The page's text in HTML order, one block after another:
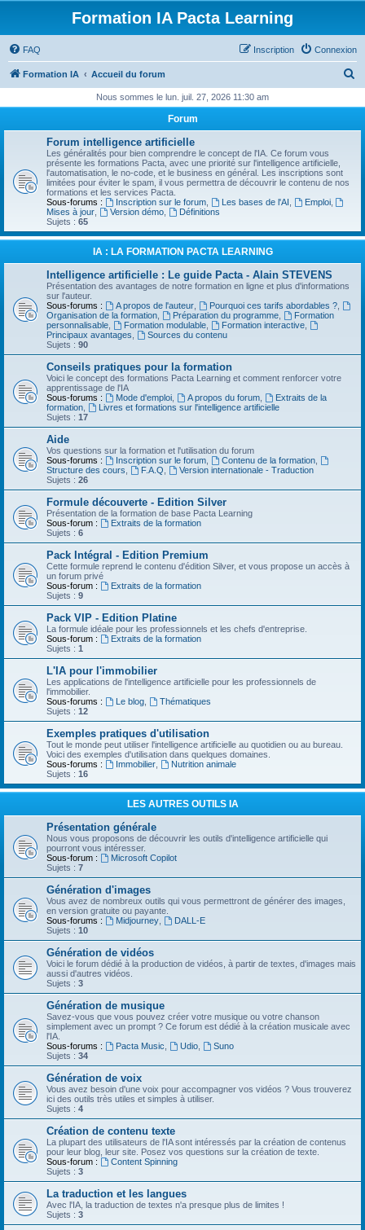
Formation IA Pacta Learning
FAQ Connexion
Inscription
Formation IA Accueil du forum
h
e
Nous sommes le lun. juil. 27, 2026 11:30 am
Forum
Forum intelligence artificielle
Les généralités pour bien comprendre le concept de l'IA. Ce forum vous
présente les formations Pacta, avec une priorité sur l'intelligence artificielle,
l'automatisation, le no-code, et le business en général. Les inscriptions sont
limitées pour éviter le spam, il vous permettra de découvrir le contenu de nos
formations et les services Pacta.
Sous-forums :
Inscription sur le forum, Les bases de l'AI Emploi,
Mises à jour
Version démo,
Définitions
Sujets : 65
IA : LA FORMATION PACTA LEARNING
Intelligence artificielle : Le guide Pacta - Alain STEVENS
Présentation des avantages de notre formation en ligne et plus d'informations
sur l'auteur.
Sous-forums :
A propos de l'auteur, Pourquoi ces tarifs abordables ?,
Organisation de la formation
Préparation du programme,
Formation
personnalisable
Formation modulable, Formation interactive,
Principaux avantages
Sources du contenu
Sujets : 90
Conseils pratiques pour la formation
Voici le concept des formations Pacta Learning et comment renforcer votre
apprentissage de l'IA
Sous-forums :
Mode d'emploi, A propos du forum,
Extraits de la
formation
Livres et formations sur l'intelligence artificielle
Sujets : 17
Aide
Vos questions sur la formation et l'utilisation du forum
Sous-forums :
Inscription sur le forum, Contenu de la formation,
Structure des cours
F.A.Q
Version internationale - Traduction
Sujets : 26
Formule découverte - Edition Silver
Présentation de la formation de base Pacta Learning
Sous-forum :
Extraits de la formation
Sujets : 6
Pack Intégral - Edition Premium
Cette formule reprend le contenu d'édition Silver, et vous propose un accès à
un forum privé
Sous-forum :
Extraits de la formation
Sujets : 9
Pack VIP - Edition Platine
La formule idéale pour les professionnels et les chefs d'entreprise.
Sous-forum :
Extraits de la formation
Sujets : 1
L'IA pour l'immobilier
Les applications de l'intelligence artificielle pour les professionnels de
l'immobilier.
Sous-forums :
Le blog,
Thématiques
Sujets : 12
Exemples pratiques d'utilisation
Tout le monde peut utiliser l'intelligence artificielle au quotidien ou au bureau.
Voici des exemples d'utilisation dans quelques domaines.
Sous-forums :
Immobilier,
Nutrition animale
Sujets : 16
LES AUTRES OUTILS IA
Présentation générale
Nous vous proposons de découvrir les outils d'intelligence artificielle qui
pourront vous intéresser.
Sous-forum :
Microsoft Copilot
Sujets : 7
Génération d'images
Vous avez de nombreux outils qui vous permettront de générer des images,
en version gratuite ou payante.
Sous-forums :
Midjourney,
DALL-E
Sujets : 10
Génération de vidéos
Voici le forum dédié à la production de vidéos, à partir de textes, d'images mais
aussi d'autres vidéos.
Sujets : 3
Génération de musique
Savez-vous que vous pouvez créer votre musique ou votre chanson
simplement avec un prompt ? Ce forum est dédié à la création musicale avec
l'IA.
Sous-forums :
Pacta Music Udio,
Suno
Sujets : 34
Génération de voix
Vous avez besoin d'une voix pour accompagner vos vidéos ? Vous trouverez
ici des outils très utiles et simples à utiliser.
Sujets : 4
Création de contenu texte
La plupart des utilisateurs de l'IA sont intéressés par la création de contenus
pour leur blog, leur site. Posez vos questions sur la création de texte.
Sous-forum :
Content Spinning
Sujets : 3
La traduction et les langues
Avec l'IA, la traduction de textes n'a presque plus de limites !
Sujets : 3